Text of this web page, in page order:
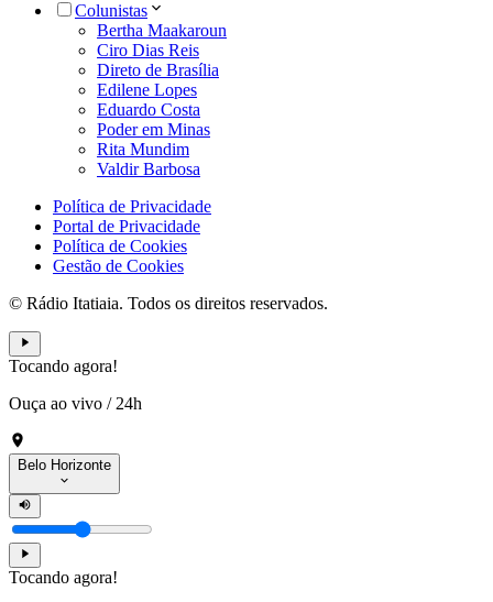
Colunistas
Bertha Maakaroun
Ciro Dias Reis
Direto de Brasília
Edilene Lopes
Eduardo Costa
Poder em Minas
Rita Mundim
Valdir Barbosa
Política de Privacidade
Portal de Privacidade
Política de Cookies
Gestão de Cookies
© Rádio Itatiaia. Todos os direitos reservados.
Tocando agora!
Ouça ao vivo / 24h
Belo Horizonte
Tocando agora!